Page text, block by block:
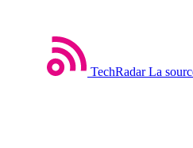
TechRadar La